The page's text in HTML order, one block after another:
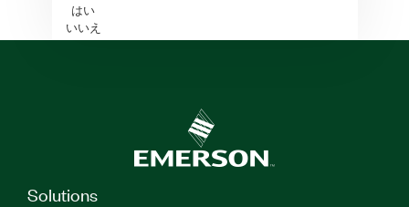
はい
いいえ
Solutions